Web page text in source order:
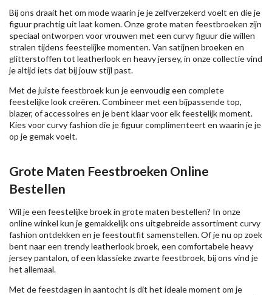
Bij ons draait het om mode waarin je je zelfverzekerd voelt en die je
figuur prachtig uit laat komen. Onze grote maten feestbroeken zijn
speciaal ontworpen voor vrouwen met een curvy figuur die willen
stralen tijdens feestelijke momenten. Van satijnen broeken en
glitterstoffen tot leatherlook en heavy jersey, in onze collectie vind
je altijd iets dat bij jouw stijl past.
Met de juiste feestbroek kun je eenvoudig een complete
feestelijke look creëren. Combineer met een bijpassende top,
blazer, of accessoires en je bent klaar voor elk feestelijk moment.
Kies voor curvy fashion die je figuur complimenteert en waarin je je
op je gemak voelt.
Grote Maten Feestbroeken Online
Bestellen
Wil je een feestelijke broek in grote maten bestellen? In onze
online winkel kun je gemakkelijk ons uitgebreide assortiment curvy
fashion ontdekken en je feestoutfit samenstellen. Of je nu op zoek
bent naar een trendy leatherlook broek, een comfortabele heavy
jersey pantalon, of een klassieke zwarte feestbroek, bij ons vind je
het allemaal.
Met de feestdagen in aantocht is dit het ideale moment om je